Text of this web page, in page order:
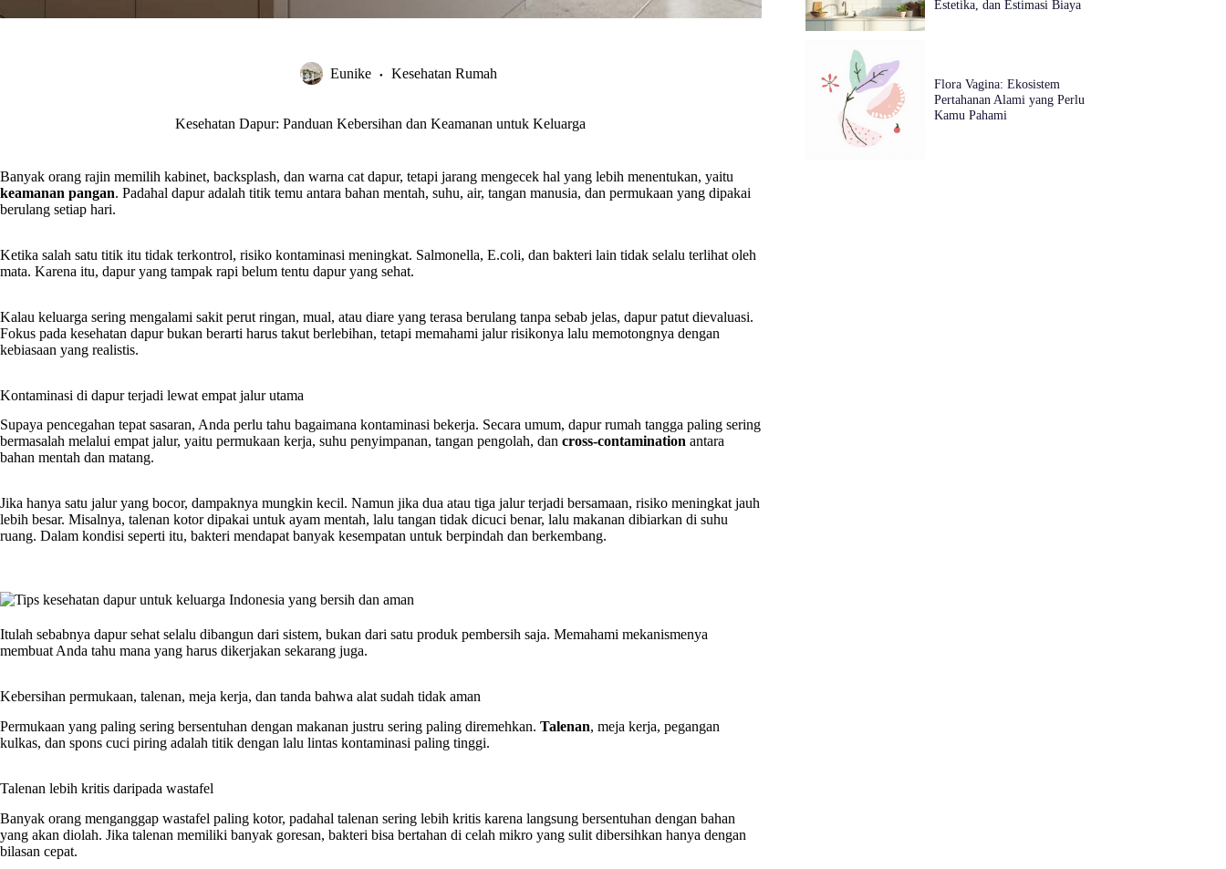
Eunike Kesehatan Rumah
Kesehatan Dapur: Panduan Kebersihan dan Keamanan untuk Keluarga
Banyak orang rajin memilih kabinet, backsplash, dan warna cat dapur, tetapi jarang mengecek hal yang lebih menentukan, yaitu
keamanan pangan. Padahal dapur adalah titik temu antara bahan mentah, suhu, air, tangan manusia, dan permukaan yang dipakai
berulang setiap hari.
Ketika salah satu titik itu tidak terkontrol, risiko kontaminasi meningkat. Salmonella, E.coli, dan bakteri lain tidak selalu terlihat oleh
mata. Karena itu, dapur yang tampak rapi belum tentu dapur yang sehat.
Kalau keluarga sering mengalami sakit perut ringan, mual, atau diare yang terasa berulang tanpa sebab jelas, dapur patut dievaluasi.
Fokus pada kesehatan dapur bukan berarti harus takut berlebihan, tetapi memahami jalur risikonya lalu memotongnya dengan
kebiasaan yang realistis.
Kontaminasi di dapur terjadi lewat empat jalur utama
Supaya pencegahan tepat sasaran, Anda perlu tahu bagaimana kontaminasi bekerja. Secara umum, dapur rumah tangga paling sering
bermasalah melalui empat jalur, yaitu permukaan kerja, suhu penyimpanan, tangan pengolah, dan cross-contamination antara
bahan mentah dan matang.
Jika hanya satu jalur yang bocor, dampaknya mungkin kecil. Namun jika dua atau tiga jalur terjadi bersamaan, risiko meningkat jauh
lebih besar. Misalnya, talenan kotor dipakai untuk ayam mentah, lalu tangan tidak dicuci benar, lalu makanan dibiarkan di suhu
ruang. Dalam kondisi seperti itu, bakteri mendapat banyak kesempatan untuk berpindah dan berkembang.
Itulah sebabnya dapur sehat selalu dibangun dari sistem, bukan dari satu produk pembersih saja. Memahami mekanismenya
membuat Anda tahu mana yang harus dikerjakan sekarang juga.
Kebersihan permukaan, talenan, meja kerja, dan tanda bahwa alat sudah tidak aman
Permukaan yang paling sering bersentuhan dengan makanan justru sering paling diremehkan. Talenan, meja kerja, pegangan
kulkas, dan spons cuci piring adalah titik dengan lalu lintas kontaminasi paling tinggi.
Talenan lebih kritis daripada wastafel
Banyak orang menganggap wastafel paling kotor, padahal talenan sering lebih kritis karena langsung bersentuhan dengan bahan
yang akan diolah. Jika talenan memiliki banyak goresan, bakteri bisa bertahan di celah mikro yang sulit dibersihkan hanya dengan
bilasan cepat.
Estetika, dan Estimasi Biaya
Flora Vagina: Ekosistem
Pertahanan Alami yang Perlu
Kamu Pahami